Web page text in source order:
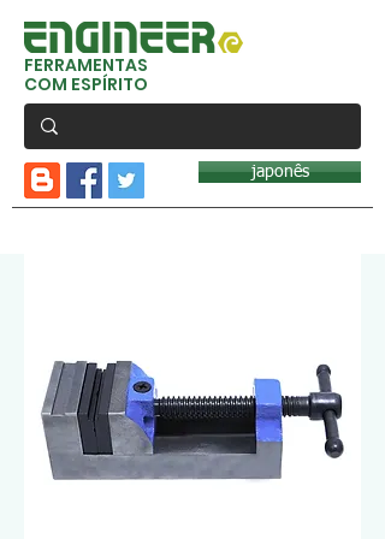
FERRAMENTAS
COM ESPÍRITO
japonês